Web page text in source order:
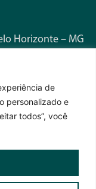
de
personalizado e
todos”, você
Horizonte – MG
– 8h às 17h